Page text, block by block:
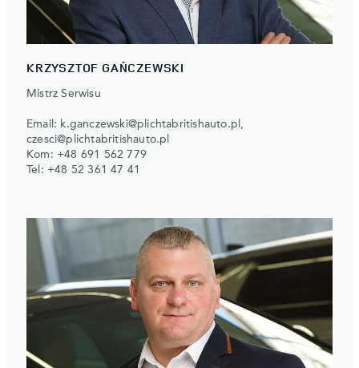
KRZYSZTOF GAŃCZEWSKI
Mistrz Serwisu
Email: k.ganczewski@plichtabritishauto.pl ,
czesci@plichtabritishauto.pl
Kom: +48 691 562 779
Tel: +48 52 361 47 41